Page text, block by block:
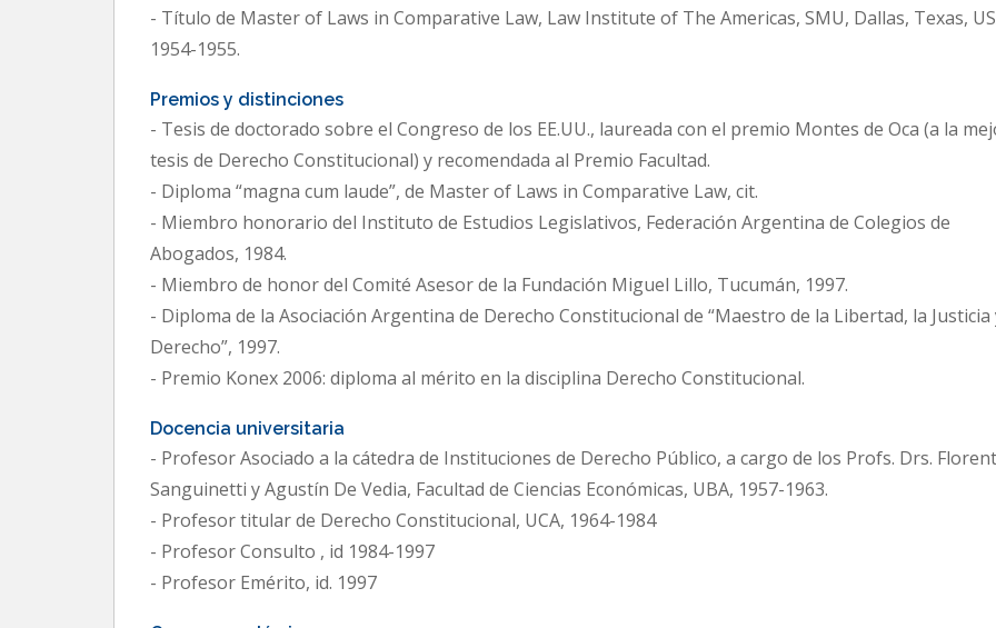
- Título de Master of Laws in Comparative Law, Law Institute of The Americas, SMU, Dallas, Texas,
1954-1955.
Premios y distinciones
- Tesis de doctorado sobre el Congreso de los EE.UU., laureada con el premio Montes de Oca (a la
tesis de Derecho Constitucional) y recomendada al Premio Facultad.
- Diploma “magna cum laude”, de Master of Laws in Comparative Law, cit.
- Miembro honorario del Instituto de Estudios Legislativos, Federación Argentina de Colegios de
Abogados, 1984.
- Miembro de honor del Comité Asesor de la Fundación Miguel Lillo, Tucumán, 1997.
- Diploma de la Asociación Argentina de Derecho Constitucional de “Maestro de la Libertad, la Justicia
Derecho”, 1997.
- Premio Konex 2006: diploma al mérito en la disciplina Derecho Constitucional.
Docencia universitaria
- Profesor Asociado a la cátedra de Instituciones de Derecho Público, a cargo de los Profs. Drs.
Sanguinetti y Agustín De Vedia, Facultad de Ciencias Económicas, UBA, 1957-1963.
- Profesor titular de Derecho Constitucional, UCA, 1964-1984
- Profesor Consulto , id 1984-1997
- Profesor Emérito, id. 1997